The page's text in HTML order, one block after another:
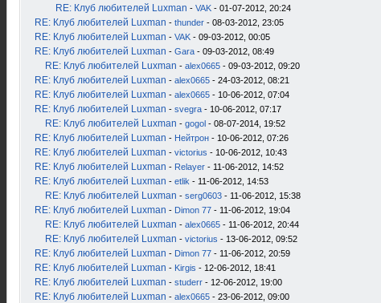
RE: Клуб любителей Luxman - VAK - 01-07-2012, 20:24
RE: Клуб любителей Luxman - thunder - 08-03-2012, 23:05
RE: Клуб любителей Luxman - VAK - 09-03-2012, 00:05
RE: Клуб любителей Luxman - Gara - 09-03-2012, 08:49
RE: Клуб любителей Luxman - alex0665 - 09-03-2012, 09:20
RE: Клуб любителей Luxman - alex0665 - 24-03-2012, 08:21
RE: Клуб любителей Luxman - alex0665 - 10-06-2012, 07:04
RE: Клуб любителей Luxman - svegra - 10-06-2012, 07:17
RE: Клуб любителей Luxman - gogol - 08-07-2014, 19:52
RE: Клуб любителей Luxman - Нейтрон - 10-06-2012, 07:26
RE: Клуб любителей Luxman - victorius - 10-06-2012, 10:43
RE: Клуб любителей Luxman - Relayer - 11-06-2012, 14:52
RE: Клуб любителей Luxman - etlik - 11-06-2012, 14:53
RE: Клуб любителей Luxman - serg0603 - 11-06-2012, 15:38
RE: Клуб любителей Luxman - Dimon 77 - 11-06-2012, 19:04
RE: Клуб любителей Luxman - alex0665 - 11-06-2012, 20:44
RE: Клуб любителей Luxman - victorius - 13-06-2012, 09:52
RE: Клуб любителей Luxman - Dimon 77 - 11-06-2012, 20:59
RE: Клуб любителей Luxman - Kirgis - 12-06-2012, 18:41
RE: Клуб любителей Luxman - studerr - 12-06-2012, 19:00
RE: Клуб любителей Luxman - alex0665 - 23-06-2012, 09:00